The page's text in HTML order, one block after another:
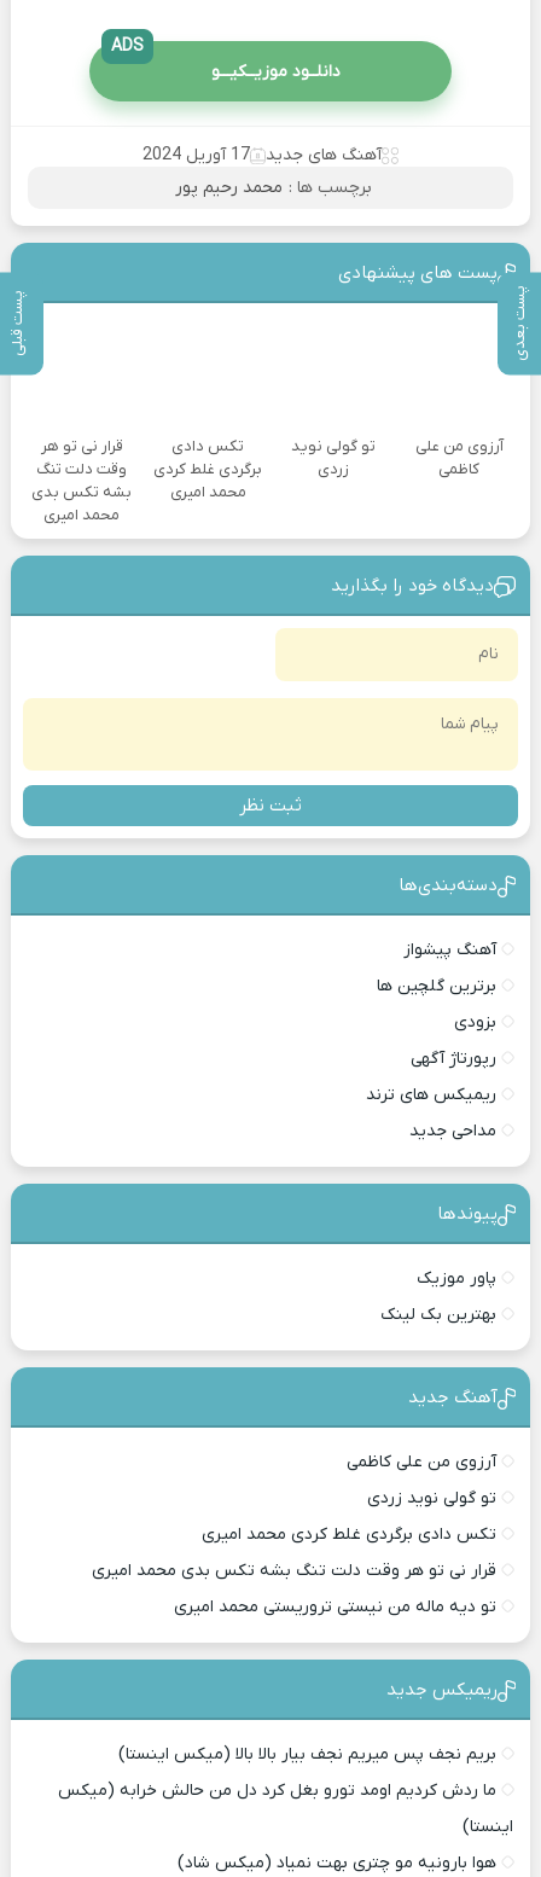
پست بعدی پست قبلی
دانلــود موزیــکیـــو
ADS
آهنگ های جدید
17 آوریل 2024
برچسب ها : محمد رحیم پور
پست های پیشنهادی
آرزوی من علی
کاظمی
تو گولی نوید
زردی
تکس دادی
برگردی غلط کردی
محمد امیری
قرار نی تو هر
وقت دلت تنگ
بشه تکس بدی
محمد امیری
دیدگاه خود را بگذارید
ثبت نظر
دسته‌بندی‎‌‌ها
آهنگ پیشواز
برترین گلچین ها
بزودی
رپورتاژ آگهی
ریمیکس های ترند
مداحی جدید
پیوندها
پاور موزیک
بهترین بک لینک
آهنگ جدید
آرزوی من علی کاظمی
تو گولی نوید زردی
تکس دادی برگردی غلط کردی محمد امیری
قرار نی تو هر وقت دلت تنگ بشه تکس بدی محمد امیری
تو دیه ماله من نیستی تروریستی محمد امیری
ریمیکس جدید
بریم نجف پس میریم نجف بیار بالا بالا (میکس اینستا)
ما ردش کردیم اومد تورو بغل کرد دل من حالش خرابه (میکس
اینستا)
هوا بارونیه مو چتری بهت نمیاد (میکس شاد)